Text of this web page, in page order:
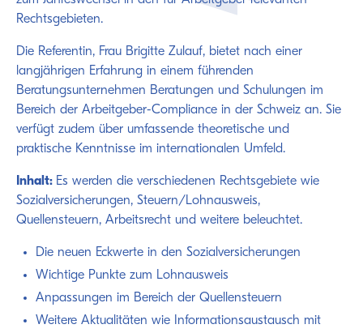
Rechtsgebieten.
Die Referentin, Frau Brigitte Zulauf, bietet nach einer
langjährigen Erfahrung in einem führenden
Beratungsunternehmen Beratungen und Schulungen im
Bereich der Arbeitgeber-Compliance in der Schweiz an. Sie
verfügt zudem über umfassende theoretische und
praktische Kenntnisse im internationalen Umfeld.
Inhalt: Es werden die verschiedenen Rechtsgebiete wie
Sozialversicherungen, Steuern/Lohnausweis,
Quellensteuern, Arbeitsrecht und weitere beleuchtet.
Die neuen Eckwerte in den Sozialversicherungen
Wichtige Punkte zum Lohnausweis
Anpassungen im Bereich der Quellensteuern
Weitere Aktualitäten wie Informationsaustausch mit